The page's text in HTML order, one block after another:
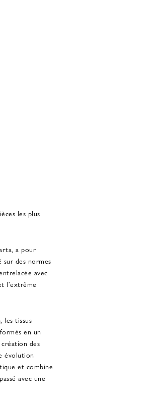
les plus
a pour
des normes
avec
l'extrême
les tissus
en un
des
évolution
et combine
avec une